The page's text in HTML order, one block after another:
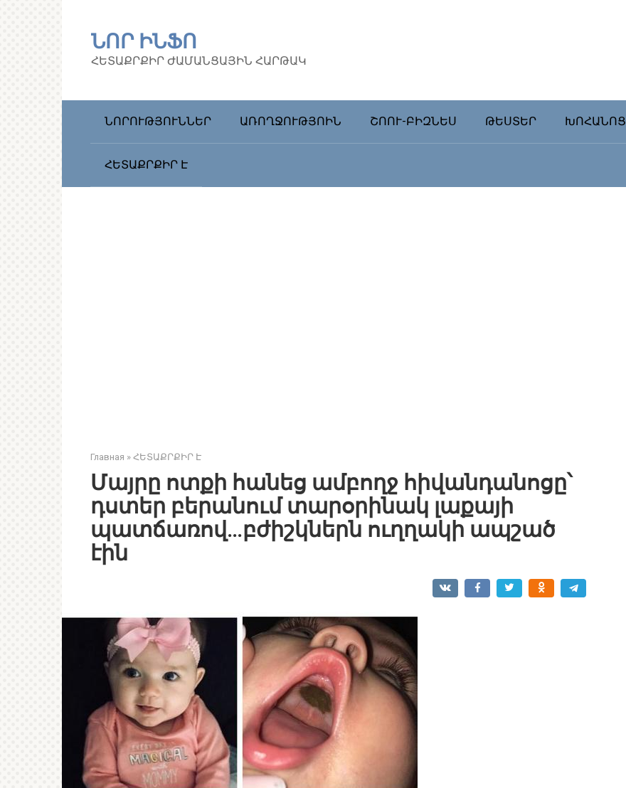
ՆՈՐ ԻՆՖՈ
ՀԵՏԱՔՐՔԻՐ ԺԱՄԱՆՑԱՅԻՆ ՀԱՐԹԱԿ
ՆՈՐՈՒԹՅՈՒՆՆԵՐ ԱՌՈՂՋՈՒԹՅՈԻՆ ՇՈՈՒ-ԲԻԶՆԵՍ ԹԵՍՏԵՐ ԽՈՀԱՆՈՑ
ՀԵՏԱՔՐՔԻՐ Է
Главная » ՀԵՏԱՔՐՔԻՐ Է
Մայրը ոտքի հանեց ամբողջ հիվանդանոցը՝
դստեր բերանում տարօրինակ լաքայի
պատճառով…բժիշկներն ուղղակի ապշած
էին